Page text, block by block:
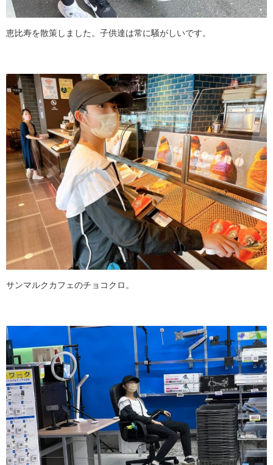
恵比寿を散策しました。子供達は常に騒がしいです。
サンマルクカフェのチョコクロ。